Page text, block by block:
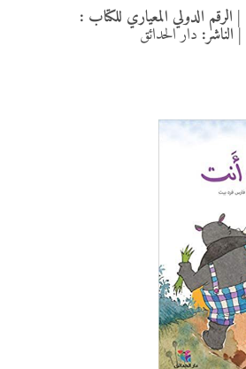
| الرقم الدولي المعياري للكتاب :
|الناشر: دار الحدائق